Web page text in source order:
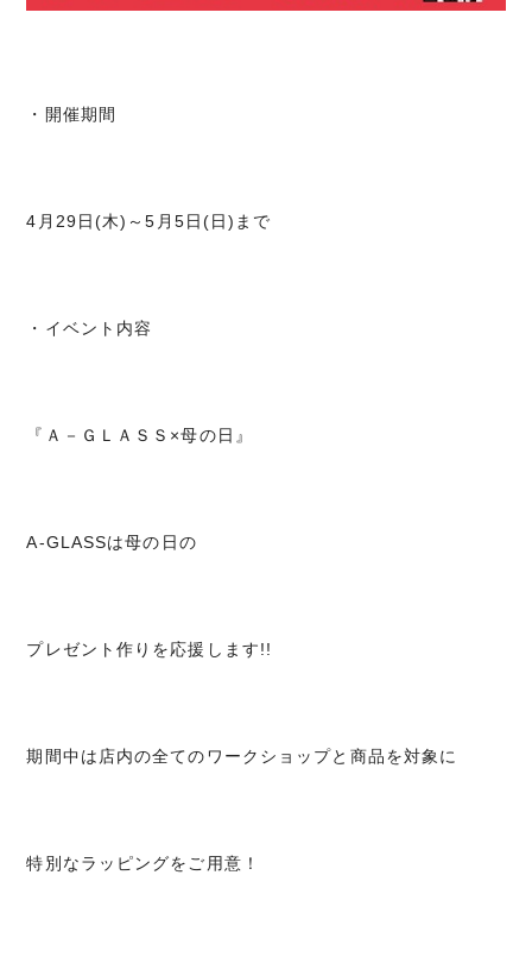
・開催期間
4月29日(木)～5月5日(日)まで
・イベント内容
『Ａ－ＧＬＡＳＳ×母の日』
A-GLASSは母の日の
プレゼント作りを応援します!!
期間中は店内の全てのワークショップと商品を対象に
特別なラッピングをご用意！